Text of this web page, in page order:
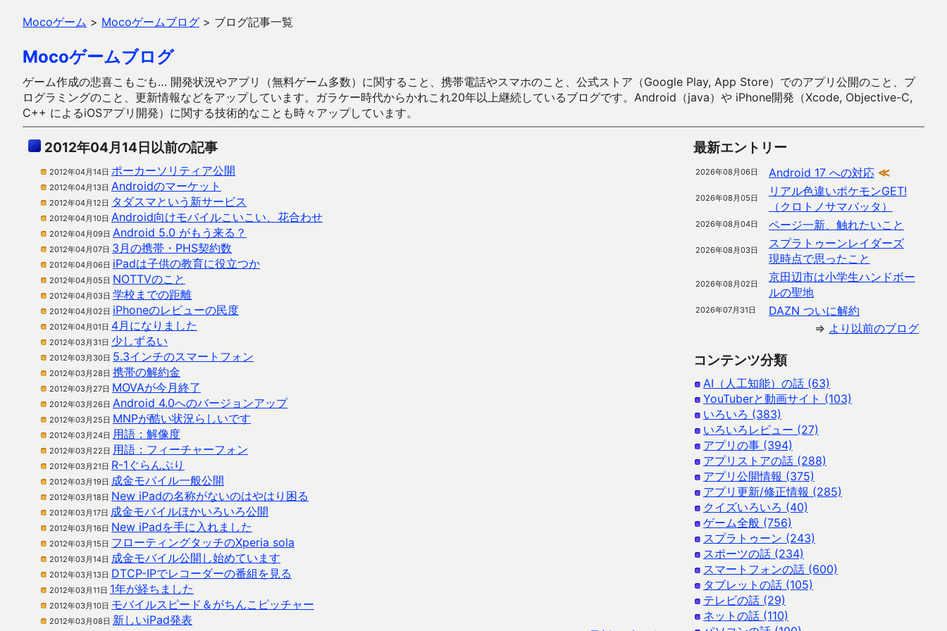
Mocoゲーム > Mocoゲームブログ > ブログ記事一覧
Mocoゲームブログ
ゲーム作成の悲喜こもごも… 開発状況やアプリ（無料ゲーム多数）に関すること、携帯電話やスマホのこと、公式ストア（Google Play, App Store）でのアプリ公開のこと、プ
ログラミングのこと、更新情報などをアップしています。ガラケー時代からかれこれ20年以上継続しているブログです。Android（java）や iPhone開発（Xcode, Objective-C,
C++ によるiOSアプリ開発）に関する技術的なことも時々アップしています。
2012年04月14日以前の記事
2012年04月14日 ポーカーソリティア公開
2012年04月13日 Androidのマーケット
2012年04月12日 タダスマという新サービス
2012年04月10日 Android向けモバイルこいこい、花合わせ
2012年04月09日 Android 5.0 がもう来る？
2012年04月07日 3月の携帯・PHS契約数
2012年04月06日 iPadは子供の教育に役立つか
2012年04月05日 NOTTVのこと
2012年04月03日 学校までの距離
2012年04月02日 iPhoneのレビューの民度
2012年04月01日 4月になりました
2012年03月31日 少しずるい
2012年03月30日 5.3インチのスマートフォン
2012年03月28日 携帯の解約金
2012年03月27日 MOVAが今月終了
2012年03月26日 Android 4.0へのバージョンアップ
2012年03月25日 MNPが酷い状況らしいです
2012年03月24日 用語：解像度
2012年03月22日 用語：フィーチャーフォン
2012年03月21日 R-1ぐらんぷり
2012年03月19日 成金モバイル一般公開
2012年03月18日 New iPadの名称がないのはやはり困る
2012年03月17日 成金モバイルほかいろいろ公開
2012年03月16日 New iPadを手に入れました
2012年03月15日 フローティングタッチのXperia sola
2012年03月14日 成金モバイル公開し始めています
2012年03月13日 DTCP-IPでレコーダーの番組を見る
2012年03月11日 1年が経ちました
2012年03月10日 モバイルスピード＆がちんこピッチャー
2012年03月08日 新しいiPad発表
最新エントリー
2026年08月06日 Android 17 への対応 ≪
2026年08月05日
リアル色違いポケモンGET!
（クロトノサマバッタ）
2026年08月04日 ページ一新、触れたいこと
2026年08月03日
スプラトゥーンレイダーズ
現時点で思ったこと
2026年08月02日
京田辺市は小学生ハンドボー
ルの聖地
2026年07月31日
DAZN ついに解約
⇒ より以前のブログ
コンテンツ分類
AI（人工知能）の話 (63)
YouTuberと動画サイト (103)
いろいろ (383)
いろいろレビュー (27)
アプリの事 (394)
アプリストアの話 (288)
アプリ公開情報 (375)
アプリ更新/修正情報 (285)
クイズいろいろ (40)
ゲーム全般 (756)
スプラトゥーン (243)
スポーツの話 (234)
スマートフォンの話 (600)
タブレットの話 (105)
テレビの話 (29)
ネットの話 (110)